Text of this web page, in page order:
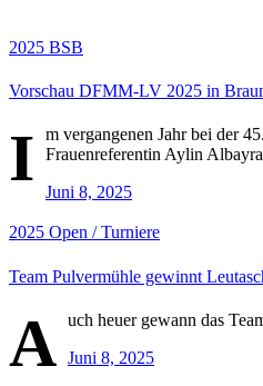
2025 BSB
Vorschau DFMM-LV 2025 in
I
m vergangenen Jahr bei der
Frauenreferentin Aylin
Juni 8, 2025
2025 Open / Turniere
Team Pulvermühle gewinnt
A uch heuer gewann das
Juni 8, 2025